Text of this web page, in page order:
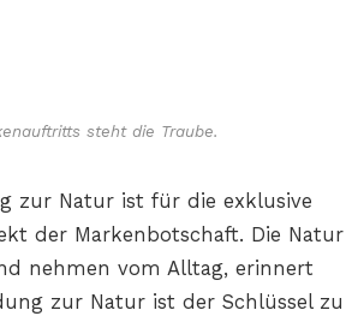
steht die Traube.
zur Natur ist für die exklusive
der Markenbotschaft. Die Natur
nehmen vom Alltag, erinnert
zur Natur ist der Schlüssel zu